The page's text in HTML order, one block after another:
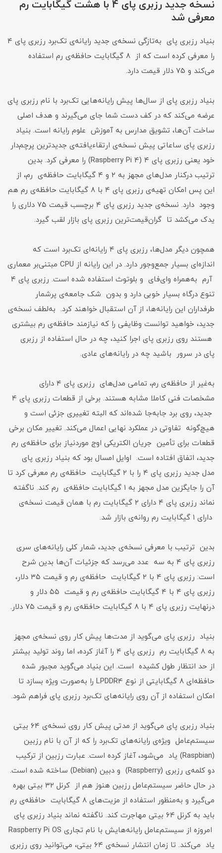
نسخه جدید رزبری پای 4 با هشت گیگابایت رم
معرفی شد
بنیاد رزبری پای به‌تازگی نسخه‌ی جدید رایانه‌ی تک‌برد رزبری پای ۴
را معرفی کرده است که از ۸ گیگابایت حافظه‌ی رم استفاده
می‌کند و ۷۵ دلار قیمت دارد.
بنیاد رزبری پای از سال‌ها پیش رایانه‌هایی تک‌برد با نام رزبری پای
عرضه می‌کند که در کف دست شما جای می‌گیرند و هدف اصلی
ساخت آن‌ها، تشویق مدارس به آموزش علوم رایانه است. بنیاد
رزبری پای ساعاتی پیش نسخه‌ی ارتقاءیافته‌ی جدیدترین پرچم‌دار
خود یعنی رزبری پای ۴ (Raspberry Pi 4) را معرفی کرد. بدین
ترتیب درکنار مدل‌های مجهز به ۲ و ۴ گیگابایت حافظه‌ی رم، از
این پس امکان تهیه‌ی رزبری پای ۴ با ۸ گیگابایت حافظه‌ی رم هم
وجود دارد. نسخه‌ی جدید رزبری پای ۴ برچسب قیمت ۷۵ دلاری را
یدک می‌کشد تا گران‌قیمت‌ترین رزبری پای بازار لقب گیرد.
همچون دیگر مدل‌ها، رزبری پای ۴ رایانه‌ای تک‌برد است که
اندازه‌ای بسیار جمع‌و‌جور دارد. در این رایانه از CPU مبتنی‌بر معماری
آرم به‌همراه وای‌فای و بلوتوث استفاده شده است. رزبری پای ۴
تنوع درگاه بسیار خوبی دارد و بدون شک جامعه‌ی پرشمار
طرفداران این رایانه‌ها، از آن استقبال خواهند کرد. به‌لطف نسخه‌ی
جدید، خواهید توانست وظایفی را که نیازمند حافظه‌ی رم بیشتری
هستند روی رزبری پای اجرا کنید، چه در حال استفاده از رزبری
پای در سرور باشید چه در رایانه‌های عادی.
به‌غیر از حافظه‌ی رم، تمامی مدل‌های رزبری پای ۴ دارای
مشخصات فنی کاملا مشابه هستند. برخی از قطعات رزبری پای ۴
جدید، روی برد جابه‌جا شده‌اند که البته تغییری جزئی است و
هیچ‌گونه تفاوتی در عملکرد نهایی اعمال می‌کند. تغییر مکان برخی
قطعات برای تأمین جریان‌ الکتریکی اوج موردنیاز برای حافظه‌ی رم
جدید، اتفاق افتاده است. اوایل امسال بود که بنیاد رزبری پای
مدل جدید رزبری پای ۴ را با ۲ گیگابایت حافظه‌ی رم معرفی کرد تا
آن را جایگزین مدل مجهز به ۱ گیگابایت حافظه‌‌ی رم کند. ناگفته
نماند رزبری پای ۴ دارای ۲ گیگابایت رم با همان قیمت نسخه‌ی
دارای ۱ گیگابایت رم روانه‌ی بازار شد.
بدین ترتیب با معرفی نسخه‌ی جدید، شمار کلی رایانه‌های سری
رزبری پای ۴ به سه عدد می‌رسد که جزئیات آن‌ها بدین شرح
است: رزبری پای ۴ با ۲ گیگابایت حافظه‌ی رم و قیمت ۳۵ دلار،
رزبری پای ۴ با ۴ گیگابایت حافظه‌ی رم و قیمت ۵۵ دلار و
درنهایت رزبری پای ۴ با ۸ گیگابایت حافظه‌ی رم و قیمت ۷۵ دلار.
بنیاد رزبری پای می‌گوید از مدت‌ها پیش کار روی نسخه‌ی مجهز
به ۸ گیگابایت رم رزبری پای ۴ را آغاز کرده، اما روند تولید بیشتر
از حد انتظار طول کشیده است. این بنیاد می‌گوید مجبور شده
حافظه‌ای ۸ گیگابایتی از نوع LPDDR4 را به‌صورت ویژه بسازد تا
امکان استفاده از آن روی رایانه‌های تک‌برد رزبری پای فراهم شود.
بنیاد رزبری پای می‌گوید از مدتی پیش کار روی نسخه‌ی ۶۴ بیتی
سیستم‌عامل ویژه‌ی رایانه‌های تک‌برد را که از آن با نام رزبین
(Raspbian) ‌یاد می‌شود،‌ آغاز کرده است. عبارت رزبین از ترکیب
دو کلمه‌ی رزبری (Raspberry) و دبین (Debian) ساخته شده است.
در حال حاضر سیستم‌عامل رزبین هنوز هم از کرنل ۳۲ بیتی بهره
می‌گیرد و به‌منظور استفاده از مزیت‌های ۸ گیگابایت حافظه‌ی رم
باید به کرنل ۶۴ بیتی مهاجرت کند. ناگفته نماند بنیاد رزبری پای
امروزه از سیستم‌عامل رایانه‌هایش با نام تجاری Raspberry Pi OS
یاد می‌کند. تا زمان انتشار نسخه‌ی ۶۴ بیتی، می‌توانید روی رزبری